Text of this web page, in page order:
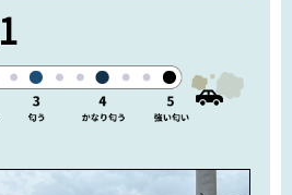
1